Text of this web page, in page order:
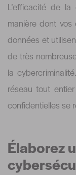
L’efficacité de
manière dont
données et
de très
la
réseau tout
confidentielles se
Élaborez